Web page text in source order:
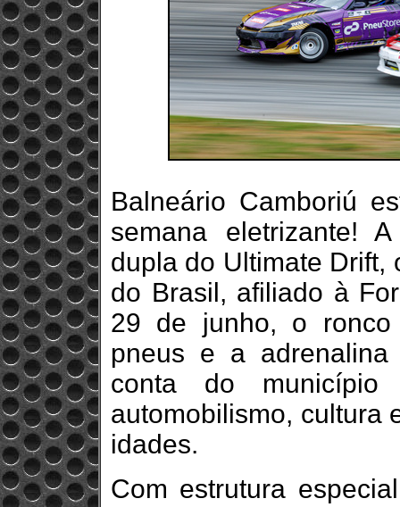
Balneário Camboriú
semana eletrizante!
dupla do Ultimate Drift,
do Brasil, afiliado à
29 de junho, o
pneus e a
conta do
automobilismo, cultura
idades.
Com estrutura